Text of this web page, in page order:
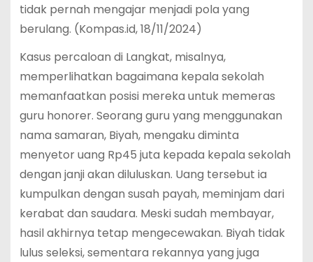
tidak pernah mengajar menjadi pola yang
berulang. (Kompas.id, 18/11/2024)
Kasus percaloan di Langkat, misalnya,
memperlihatkan bagaimana kepala sekolah
memanfaatkan posisi mereka untuk memeras
guru honorer. Seorang guru yang menggunakan
nama samaran, Biyah, mengaku diminta
menyetor uang Rp45 juta kepada kepala sekolah
dengan janji akan diluluskan. Uang tersebut ia
kumpulkan dengan susah payah, meminjam dari
kerabat dan saudara. Meski sudah membayar,
hasil akhirnya tetap mengecewakan. Biyah tidak
lulus seleksi, sementara rekannya yang juga